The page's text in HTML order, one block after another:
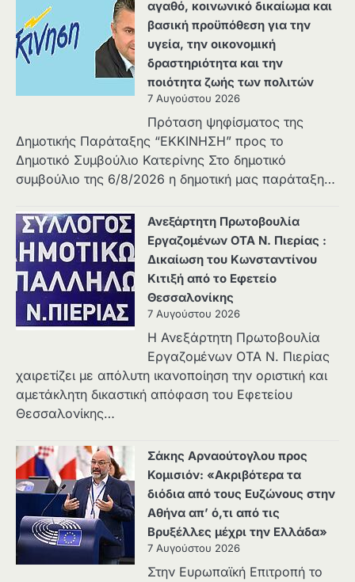
αγαθό, κοινωνικό δικαίωμα και
βασική προϋπόθεση για την
υγεία, την οικονομική
δραστηριότητα και την
ποιότητα ζωής των πολιτών
7 Αυγούστου 2026
Πρόταση ψηφίσματος της
Δημοτικής Παράταξης “ΕΚΚΙΝΗΣΗ” προς το
Δημοτικό Συμβούλιο Κατερίνης Στο δημοτικό
συμβούλιο της 6/8/2026 η δημοτική μας παράταξη…
Ανεξάρτητη Πρωτοβουλία
Εργαζομένων ΟΤΑ Ν. Πιερίας :
Δικαίωση του Κωνσταντίνου
Κιτιξή από το Εφετείο
Θεσσαλονίκης
7 Αυγούστου 2026
Η Ανεξάρτητη Πρωτοβουλία
Εργαζομένων ΟΤΑ Ν. Πιερίας
χαιρετίζει με απόλυτη ικανοποίηση την οριστική και
αμετάκλητη δικαστική απόφαση του Εφετείου
Θεσσαλονίκης…
Σάκης Αρναούτογλου προς
Κομισιόν: «Ακριβότερα τα
διόδια από τους Ευζώνους στην
Αθήνα απ’ ό,τι από τις
Βρυξέλλες μέχρι την Ελλάδα»
7 Αυγούστου 2026
Στην Ευρωπαϊκή Επιτροπή το